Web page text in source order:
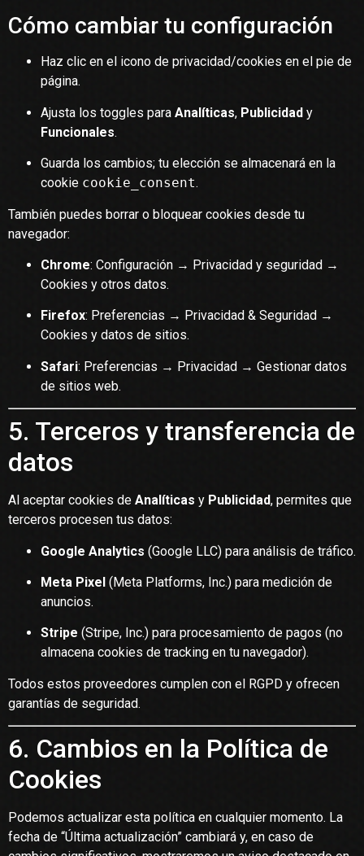
Cómo cambiar tu configuración
Haz clic en el icono de privacidad/cookies en el pie de
página.
Ajusta los toggles para Analíticas, Publicidad y
Funcionales.
Guarda los cambios; tu elección se almacenará en la
cookie cookie_consent.
También puedes borrar o bloquear cookies desde tu
navegador:
Chrome: Configuración → Privacidad y seguridad →
Cookies y otros datos.
Firefox: Preferencias → Privacidad & Seguridad →
Cookies y datos de sitios.
Safari: Preferencias → Privacidad → Gestionar datos
de sitios web.
5. Terceros y transferencia de
datos
Al aceptar cookies de Analíticas y Publicidad, permites que
terceros procesen tus datos:
Google Analytics (Google LLC) para análisis de tráfico.
Meta Pixel (Meta Platforms, Inc.) para medición de
anuncios.
Stripe (Stripe, Inc.) para procesamiento de pagos (no
almacena cookies de tracking en tu navegador).
Todos estos proveedores cumplen con el RGPD y ofrecen
garantías de seguridad.
6. Cambios en la Política de
Cookies
Podemos actualizar esta política en cualquier momento. La
fecha de “Última actualización” cambiará y, en caso de